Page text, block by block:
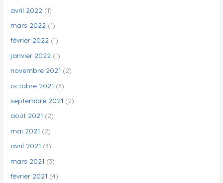
avril 2022 (1)
mars 2022 (1)
février 2022 (1)
janvier 2022 (1)
novembre 2021 (2)
octobre 2021 (3)
septembre 2021 (2)
août 2021 (2)
mai 2021 (2)
avril 2021 (3)
mars 2021 (3)
février 2021 (4)